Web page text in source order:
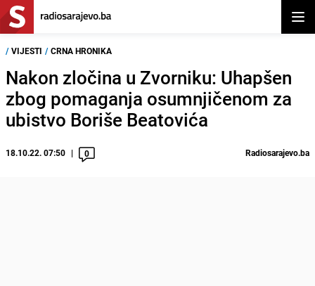
/ VIJESTI / CRNA HRONIKA
Nakon zločina u Zvorniku: Uhapšen
zbog pomaganja osumnjičenom za
ubistvo Boriše Beatovića
18.10.22. 07:50 0 Radiosarajevo.ba